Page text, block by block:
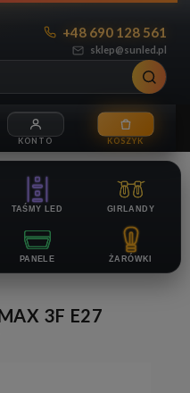
sklep@sunled.pl
+48 690 128 561
TAŚMY LED GIRLANDY
PANELE ŻARÓWKI